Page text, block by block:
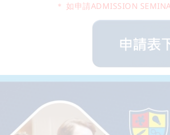
＊ 如申請ADMISSION